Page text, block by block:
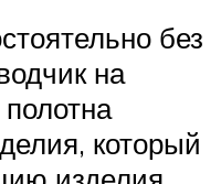
без
на
который